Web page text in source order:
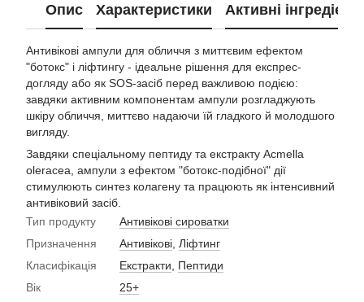
Опис Характеристики Активні
Антивікові ампули для обличчя з миттєвим ефектом
"ботокс" і ліфтингу - ідеальне рішення для експрес-
догляду або як SOS-засіб перед важливою подією:
завдяки активним компонентам ампули розгладжують
шкіру обличчя, миттєво надаючи їй гладкого й молодшого
вигляду.
Завдяки спеціальному пептиду та екстракту Acmella
oleracea, ампули з ефектом "ботокс-подібної" дії
стимулюють синтез колагену та працюють як інтенсивний
антивіковий засіб.
Тип продукту
Антивікові сироватки
Призначення
Антивікові Ліфтинг
Класифікація
Екстракти
Пептиди
Вік
25+